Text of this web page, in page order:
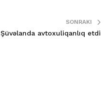
SONRAKI
Şüvəlanda avtoxuliqanlıq etdi